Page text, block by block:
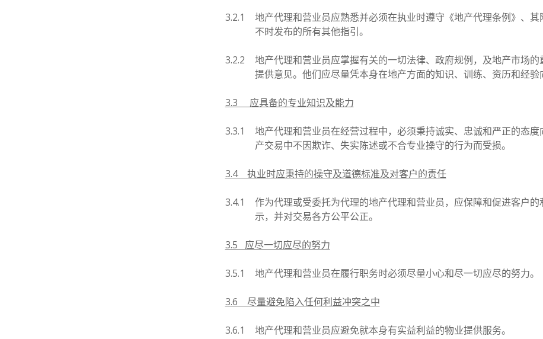
3.2.1
地产代理和营业员应熟悉并必须在执业时遵守《地产代理条例》、
不时发布的所有其他指引。
3.2.2
地产代理和营业员应掌握有关的一切法律、政府规例，及地产市场
提供意见。他们应尽量凭本身在地产方面的知识、训练、资历和经验
3.3 应具备的专业知识及能力
3.3.1
地产代理和营业员在经营过程中，必须秉持诚实、忠诚和严正的态
产交易中不因欺诈、失实陈述或不合专业操守的行为而受损。
3.4 执业时应秉持的操守及道德标准及对客户的责任
3.4.1
作为代理或受委托为代理的地产代理和营业员，应保障和促进客户
示，并对交易各方公平公正。
3.5 应尽一切应尽的努力
3.5.1 地产代理和营业员在履行职务时必须尽量小心和尽一切应尽的努力。
3.6 尽量避免陷入任何利益冲突之中
3.6.1 地产代理和营业员应避免就本身有实益利益的物业提供服务。